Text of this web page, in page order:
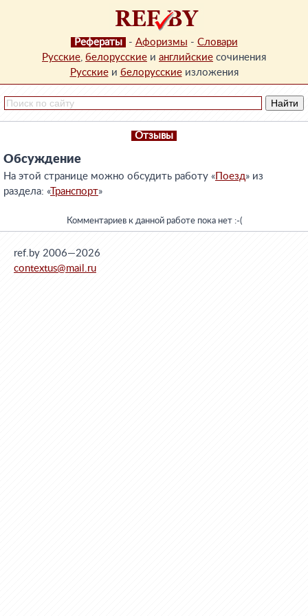
Рефераты - Афоризмы - Словари
Русские, белорусские и английские сочинения
Русскиеи белорусскиеизложения
Отзывы
Обсуждение
На этой странице можно обсудить работу « Поезд» из
раздела: «Транспорт»
Комментариев к данной работе пока нет :-(
ref.by 2006—2026
contextus@mail.ru